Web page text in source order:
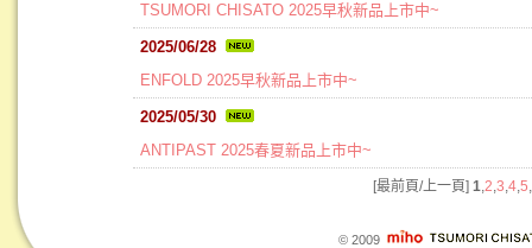
TSUMORI CHISATO 2025早秋新品上市中~
2025/06/28
ENFOLD 2025早秋新品上市中~
2025/05/30
ANTIPAST 2025春夏新品上市中~
[最前頁/上一頁] 1 2 3 4 5
© 2009